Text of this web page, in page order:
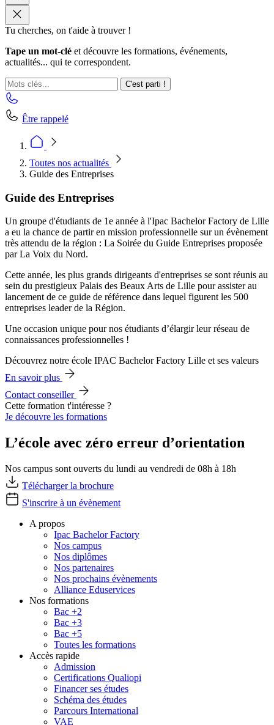
Tu cherches, on t'aide à trouver !
Tape un mot-clé et découvre les formations, événements,
actualités... qui te correspondent.
C'est parti !
Être rappelé
Toutes nos actualités
Guide des Entreprises
Guide des Entreprises
Un groupe d'étudiants de 1e année à l'Ipac Bachelor Factory de Lille
a eu la chance de partir en mission professionnelle sur un évènement
très attendu de la région : La Soirée du Guide Entreprises proposée
par La Voix du Nord.
Cette année, les plus grands dirigeants d'entreprises se sont réunis au
sein du prestigieux Palais des Beaux Arts de Lille pour assister au
lancement de ce guide de référence dans lequel figurent les 500
entreprises leader de la Région.
Une occasion unique pour nos étudiants d’élargir leur réseau de
connaissances professionnelles !
Découvrez notre école IPAC Bachelor Factory Lille et ses valeurs
En savoir plus
Contact conseiller
Cette formation t'intéresse ?
Je découvre les formations
L’école avec zéro erreur d’orientation
Nos campus sont ouverts du lundi au vendredi de 08h à 18h
Télécharger la brochure
S'inscrire à un évènement
A propos
Ipac Bachelor Factory
Nos campus
Nos diplômes
Nos partenaires
Nos prochains évènements
Alliance Eduservices
Nos formations
Bac +2
Bac +3
Bac +5
Toutes les formations
Accès rapide
Admission
Certifications Qualiopi
Financer ses études
Schéma des études
Parcours International
VAE